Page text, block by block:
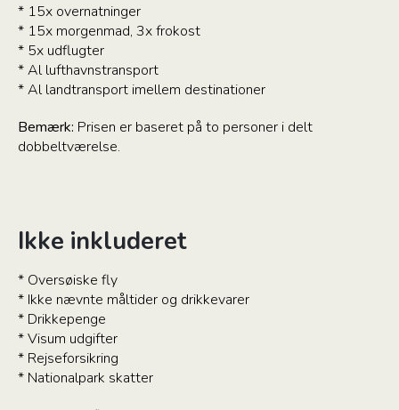
* 15x overnatninger
* 15x morgenmad, 3x frokost
* 5x udflugter
* Al lufthavnstransport
* Al landtransport imellem destinationer
Bemærk: Prisen er baseret på to personer i delt
dobbeltværelse.
Ikke inkluderet
* Oversøiske fly
* Ikke nævnte måltider og drikkevarer
* Drikkepenge
* Visum udgifter
* Rejseforsikring
* Nationalpark skatter